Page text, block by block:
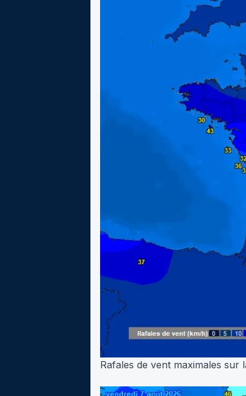
Rafales de vent maximales sur